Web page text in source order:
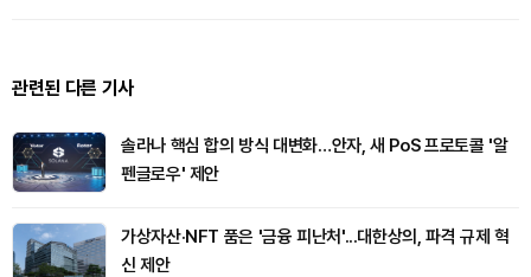
관련된 다른 기사
솔라나 핵심 합의 방식 대변화…안자, 새 PoS 프로토콜 '알
펜글로우' 제안
가상자산·NFT 품은 '금융 피난처'...대한상의, 파격 규제 혁
신 제안